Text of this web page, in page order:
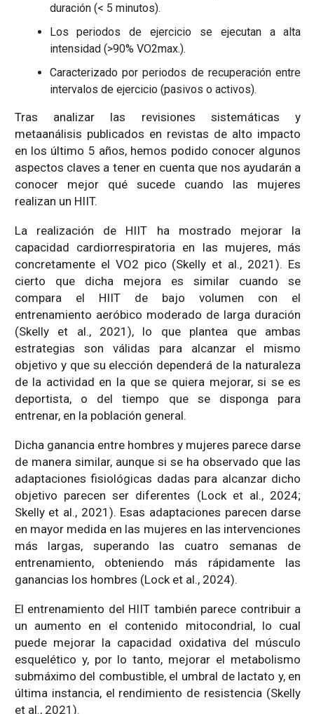
duración (< 5 minutos).
Los periodos de ejercicio se ejecutan a alta
intensidad (>90% VO2max.).
Caracterizado por periodos de recuperación entre
intervalos de ejercicio (pasivos o activos).
Tras analizar las revisiones sistemáticas y
metaanálisis publicados en revistas de alto impacto
en los último 5 años, hemos podido conocer algunos
aspectos claves a tener en cuenta que nos ayudarán a
conocer mejor qué sucede cuando las mujeres
realizan un HIIT.
La realización de HIIT ha mostrado mejorar la
capacidad cardiorrespiratoria en las mujeres, más
concretamente el VO2 pico (Skelly et al., 2021). Es
cierto que dicha mejora es similar cuando se
compara el HIIT de bajo volumen con el
entrenamiento aeróbico moderado de larga duración
(Skelly et al., 2021), lo que plantea que ambas
estrategias son válidas para alcanzar el mismo
objetivo y que su elección dependerá de la naturaleza
de la actividad en la que se quiera mejorar, si se es
deportista, o del tiempo que se disponga para
entrenar, en la población general.
Dicha ganancia entre hombres y mujeres parece darse
de manera similar, aunque si se ha observado que las
adaptaciones fisiológicas dadas para alcanzar dicho
objetivo parecen ser diferentes (Lock et al., 2024;
Skelly et al., 2021). Esas adaptaciones parecen darse
en mayor medida en las mujeres en las intervenciones
más largas, superando las cuatro semanas de
entrenamiento, obteniendo más rápidamente las
ganancias los hombres (Lock et al., 2024).
El entrenamiento del HIIT también parece contribuir a
un aumento en el contenido mitocondrial, lo cual
puede mejorar la capacidad oxidativa del músculo
esquelético y, por lo tanto, mejorar el metabolismo
submáximo del combustible, el umbral de lactato y, en
última instancia, el rendimiento de resistencia (Skelly
et al., 2021).